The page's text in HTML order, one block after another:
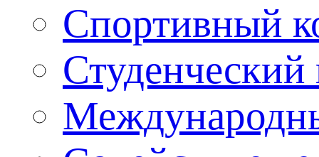
Спортивный
Студенческий